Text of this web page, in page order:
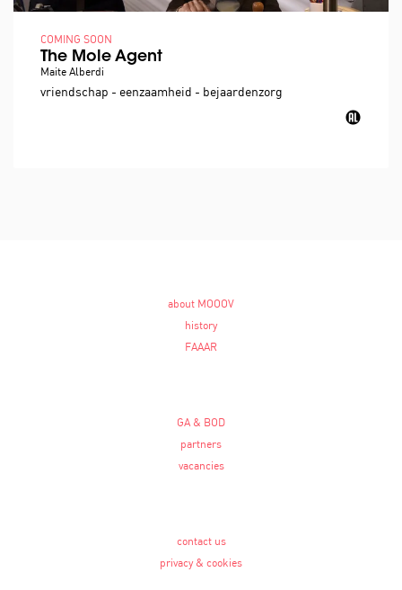
The Mole Agent
Maite Alberdi
COMING SOON
vriendschap - eenzaamheid - bejaardenzorg
about MOOOV
history
FAAAR
GA & BOD
partners
vacancies
contact us
privacy & cookies